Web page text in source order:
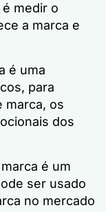
medir o
a marca e
é uma
para
marca, os
dos
é um
ser usado
no mercado